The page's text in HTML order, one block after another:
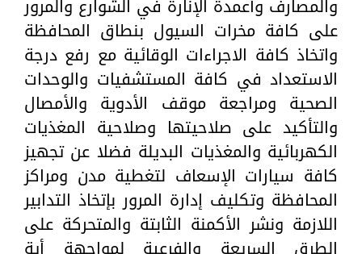
والمصارف وأعمدة الإنارة في الشوارع والمرور
على كافة مخرات السيول بنطاق المحافظة
واتخاذ كافة الاجراءات الوقائية مع رفع درجة
الاستعداد في كافة المستشفيات والوحدات
الصحية ومراجعة موقف الأدوية والأمصال
والتأكيد على صلاحيتها وصلاحية المغذيات
الكهربائية والمغذيات البديلة فضلا عن تجهيز
كافة سيارات الإسعاف لتغطية مدن ومراكز
المحافظة وتكليف إدارة المرور بإتخاذ التدابير
اللازمة ونشر الأكمنة الثابتة والمتحركة على